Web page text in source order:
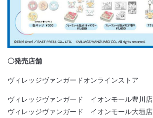
〇発売店舗
ヴィレッジヴァンガードオンラインストア
ヴィレッジヴァンガード イオンモール豊川店
ヴィレッジヴァンガード イオンモール大垣店